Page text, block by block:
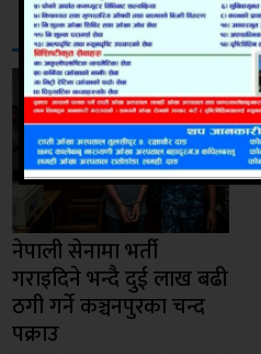
सम्बन्धित
नेपाली सेनामा भर्ती
गराइदिने भन्दै दुई लाख बढी
ठगी गर्ने कञ्चनपुरका चन्द
पक्राउ